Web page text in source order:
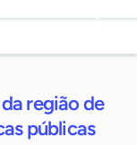
chave
região de
públicas